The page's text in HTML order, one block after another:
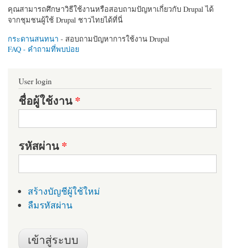
คุณสามารถศึกษาวิธีใช้งานหรือสอบถามปัญหาเกี่ยวกับ Drupal ได้
จากชุมชนผู้ใช้ Drupal ชาวไทยได้ที่นี่
กระดานสนทนา - สอบถามปัญหาการใช้งาน Drupal
FAQ - คำถามที่พบบ่อย
User login
ชื่อผู้ใช้งาน*
รหัสผ่าน*
สร้างบัญชีผู้ใช้ใหม่
ลืมรหัสผ่าน